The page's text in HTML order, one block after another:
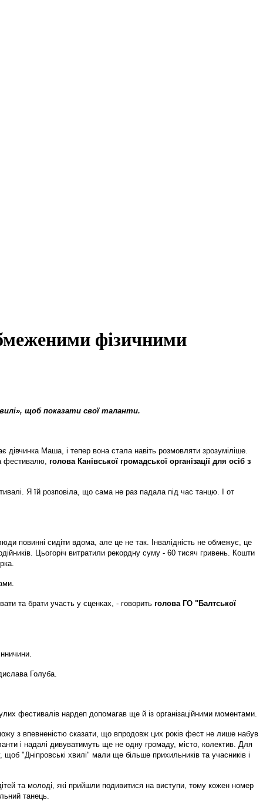
фізичними
, щоб показати свої таланти.
Маша, і тепер вона стала навіть розмовляти зрозуміліше.
фестивалю, голова Канівської громадської організації для осіб з
Я їй розповіла, що сама не раз падала під час танцю. І от
повинні сидіти вдома, але це не так. Інвалідність не обмежує, це
Цьогоріч витратили рекордну суму - 60 тисяч гривень. Кошти
та брати участь у сценках, - говорить голова ГО "Балтської
Голуба.
фестивалів нардеп допомагав ще й із організаційними моментами.
з впевненістю сказати, що впродовж цих років фест не лише набув
і надалі дивуватимуть ще не одну громаду, місто, колектив. Для
"Дніпровські хвилі" мали ще більше прихильників та учасників і
та молоді, які прийшли подивитися на виступи, тому кожен номер
танець.